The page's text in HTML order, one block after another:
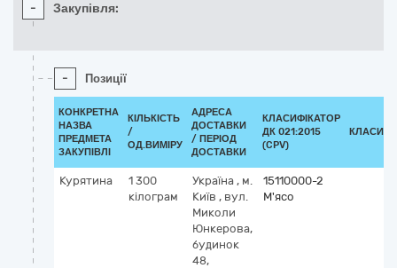
- Закупівля:
- Позиції
КОНКРЕТНА
НАЗВА
ПРЕДМЕТА
ЗАКУПІВЛІ
КІЛЬКІСТЬ
/
ОД.ВИМІРУ
АДРЕСА
ДОСТАВКИ
/ ПЕРІОД
ДОСТАВКИ
КЛАСИФІКАТОР
ДК 021:2015
(CPV)
Курятина
1 300
кілограм
Україна , м.
Київ , вул.
Миколи
Юнкерова,
будинок
48,
15110000-2
М'ясо